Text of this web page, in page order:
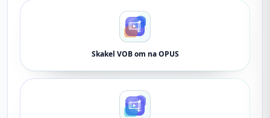
Skakel VOB om na OPUS